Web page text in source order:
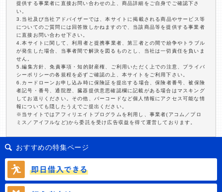
提供する事業者に直接お問い合わせの上、商品詳細をご自身でご確認下さ
い。
3.当社及び当社アドバイザーでは、本サイトに掲載される商品やサービス等
についてのご質問には回答致しかねますので、当該商品等を提供する事業者
に直接お問い合わせ下さい。
4.本サイトに関して、利用者と提携事業者、第三者との間で紛争やトラブル
が発生した場合、当事者間で解決を図るものとし、当社は一切責任を負いま
せん。
5.編集方針、免責事項・知的財産権、ご利用いただく上での注意、プライバ
シーポリシーの各規程を必ずご確認の上、本サイトをご利用下さい。
6.カードローンお申し込み時に保険証を提出する場合、保険者番号、被保険
者記号・番号、通院歴、臓器提供意思確認欄に記載がある場合はマスキング
してお送りください。その他、バーコードなど個人情報にアクセス可能な情
報についても隠したうえでご提出ください。
※当サイトではアフィリエイトプログラムを利用し、事業者(アコム／プロ
ミス／アイフルなど)から委託を受け広告収益を得て運営しております。
おすすめの特集ページ